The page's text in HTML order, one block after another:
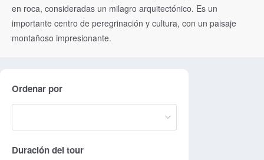
en roca, consideradas un milagro arquitectónico. Es un
importante centro de peregrinación y cultura, con un paisaje
montañoso impresionante.
Ordenar por
Duración del tour